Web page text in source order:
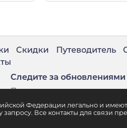
Федерации легально и
Все контакты для связи
Скидки Путеводитель
Следите за
Подпишитесь на нашу